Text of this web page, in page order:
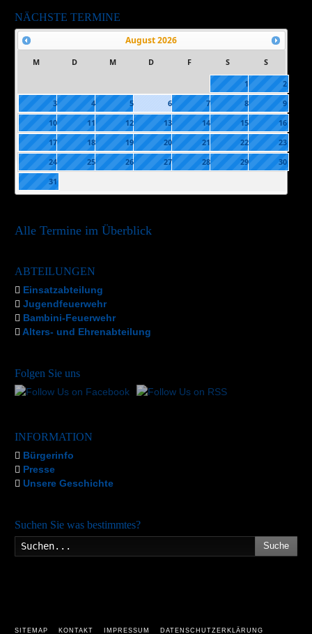
NÄCHSTE TERMINE
August2026
M D M D F S S
1
2
3
4 5 6 7 8
9
10
11 12 13 14 15
16
17
18 19 20 21 22
23
24
25 26 27 28 29
30
31
Alle Termine im Überblick
ABTEILUNGEN
Einsatzabteilung
Jugendfeuerwehr
Bambini-Feuerwehr
Alters- und Ehrenabteilung
Folgen Sie uns
INFORMATION
Bürgerinfo
Presse
Unsere Geschichte
Suchen Sie was bestimmtes?
Suche
SITEMAP KONTAKT IMPRESSUM DATENSCHUTZERKLÄRUNG